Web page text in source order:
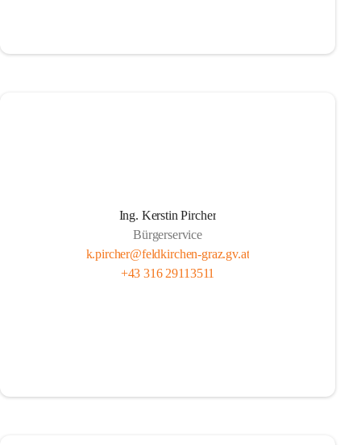
Ing. Kerstin Pircher
Bürgerservice
k.pircher@feldkirchen-graz.gv.at
+43 316 29113511